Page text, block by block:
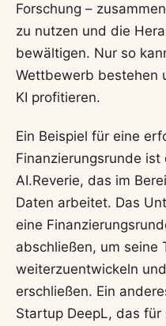
Forschung –
zu nutzen und die
bewältigen. Nur so
Wettbewerb bestehen
KI profitieren.
Ein Beispiel für eine
Finanzierungsrunde
AI.Reverie, das im
Daten arbeitet. Das
eine
abschließen, um seine
weiterzuentwickeln
erschließen. Ein
Startup DeepL, das für